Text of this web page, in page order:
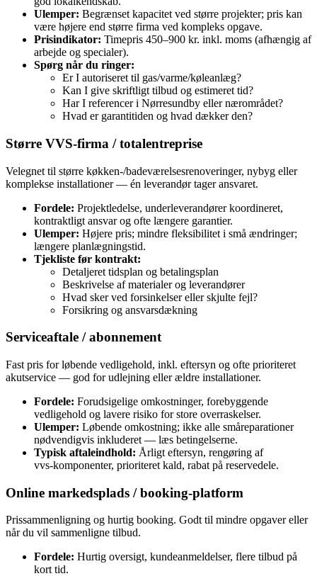
Ulemper: Begrænset kapacitet ved større projekter; pris kan
være højere end større firma ved kompleks opgave.
Prisindikator: Timepris 450–900 kr. inkl. moms (afhængig af
arbejde og specialer).
Spørg når du ringer:
Er I autoriseret til gas/varme/køleanlæg?
Kan I give skriftligt tilbud og estimeret tid?
Har I referencer i Nørresundby eller nærområdet?
Hvad er garantitiden og hvad dækker den?
Større VVS‑firma / totalentreprise
Velegnet til større køkken‑/badeværelsesrenoveringer, nybyg eller
komplekse installationer — én leverandør tager ansvaret.
Fordele: Projektledelse, underleverandører koordineret,
kontraktligt ansvar og ofte længere garantier.
Ulemper: Højere pris; mindre fleksibilitet i små ændringer;
længere planlægningstid.
Tjekliste før kontrakt:
Detaljeret tidsplan og betalingsplan
Beskrivelse af materialer og leverandører
Hvad sker ved forsinkelser eller skjulte fejl?
Forsikring og ansvarsdækning
Serviceaftale / abonnement
Fast pris for løbende vedligehold, inkl. eftersyn og ofte prioriteret
akutservice — god for udlejning eller ældre installationer.
Fordele: Forudsigelige omkostninger, forebyggende
vedligehold og lavere risiko for store overraskelser.
Ulemper: Løbende omkostning; ikke alle småreparationer
nødvendigvis inkluderet — læs betingelserne.
Typisk aftaleindhold: Årligt eftersyn, rengøring af
vvs‑komponenter, prioriteret kald, rabat på reservedele.
Online markedsplads / booking‑platform
Prissammenligning og hurtig booking. Godt til mindre opgaver eller
når du vil sammenligne tilbud.
Fordele: Hurtig oversigt, kundeanmeldelser, flere tilbud på
kort tid.